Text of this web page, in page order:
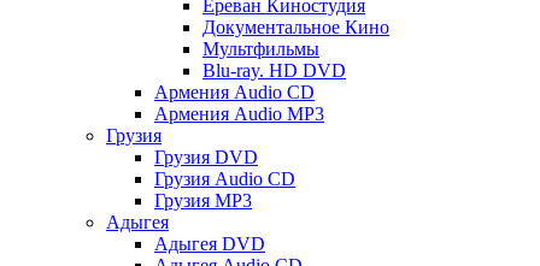
Ереван Киностудия
Документальное Кино
Мультфильмы
Blu-ray. HD DVD
Армения Audio CD
Армения Audio MP3
Грузия
Грузия DVD
Грузия Audio CD
Грузия MP3
Адыгея
Адыгея DVD